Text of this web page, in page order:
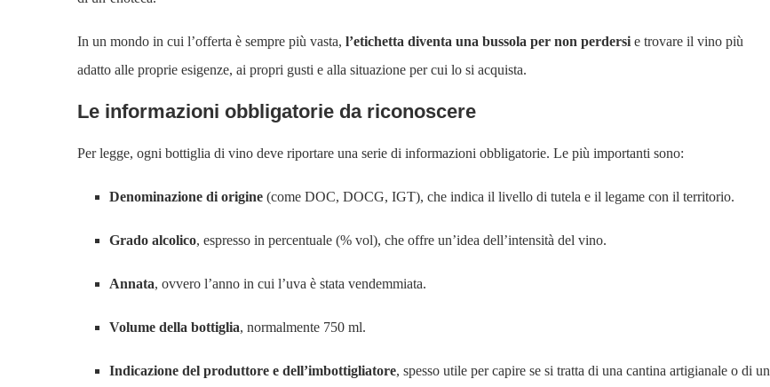
In un mondo in cui l’offerta è sempre più vasta, l’etichetta diventa una bussola per non perdersi e trovare il vino più
adatto alle proprie esigenze, ai propri gusti e alla situazione per cui lo si acquista.
Le informazioni obbligatorie da riconoscere
Per legge, ogni bottiglia di vino deve riportare una serie di informazioni obbligatorie. Le più importanti sono:
Denominazione di origine (come DOC, DOCG, IGT), che indica il livello di tutela e il legame con il territorio.
Grado alcolico, espresso in percentuale (% vol), che offre un’idea dell’intensità del vino.
Annata, ovvero l’anno in cui l’uva è stata vendemmiata.
Volume della bottiglia, normalmente 750 ml.
Indicazione del produttore e dell’imbottigliatore, spesso utile per capire se si tratta di una cantina artigianale o di un